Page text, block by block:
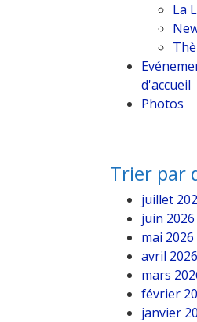
La
d'accueil
Photos
Trier par
juillet
juin 2026
mai 2026
avril 2026
mars
février
janvier